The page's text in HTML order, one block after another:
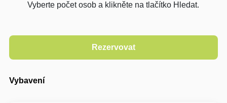
Vyberte počet osob a klikněte na tlačítko Hledat.
Vybavení